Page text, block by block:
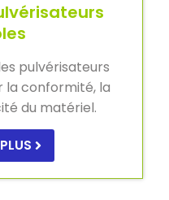
pulvérisateurs
la conformité, la
du matériel.